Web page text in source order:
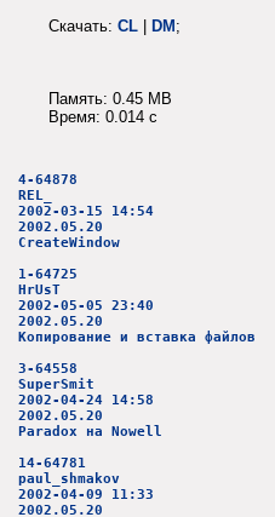
Скачать: CL | DM;
Память: 0.45 MB
Время: 0.014 c
4-64878
REL_
2002-03-15 14:54
2002.05.20
CreateWindow
1-64725
HrUsT
2002-05-05 23:40
2002.05.20
Копирование и вставка файлов
3-64558
SuperSmit
2002-04-24 14:58
2002.05.20
Paradox на Nowell
14-64781
paul_shmakov
2002-04-09 11:33
2002.05.20